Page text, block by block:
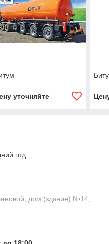
уточняйте
год
дом (здание) №14,